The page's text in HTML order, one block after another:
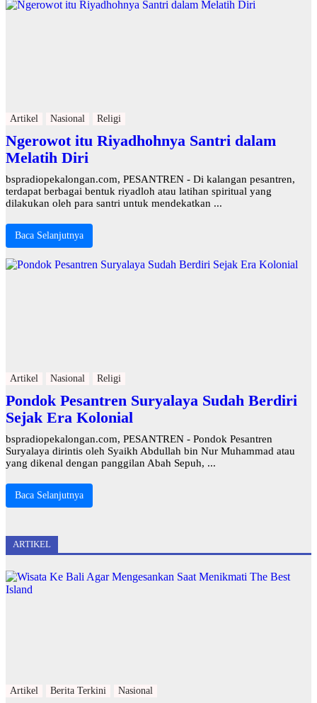
Artikel Nasional Religi
Ngerowot itu Riyadhohnya Santri dalam
Melatih Diri
bspradiopekalongan.com, PESANTREN - Di kalangan pesantren,
terdapat berbagai bentuk riyadloh atau latihan spiritual yang
dilakukan oleh para santri untuk mendekatkan ...
Baca Selanjutnya
Artikel Nasional Religi
Pondok Pesantren Suryalaya Sudah Berdiri
Sejak Era Kolonial
bspradiopekalongan.com, PESANTREN - Pondok Pesantren
Suryalaya dirintis oleh Syaikh Abdullah bin Nur Muhammad atau
yang dikenal dengan panggilan Abah Sepuh, ...
Baca Selanjutnya
ARTIKEL
Artikel Berita Terkini Nasional